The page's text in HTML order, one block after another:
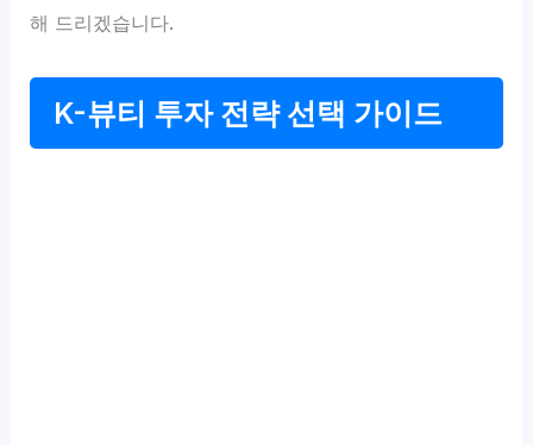
해 드리겠습니다.
K-뷰티 투자 전략 선택 가이드